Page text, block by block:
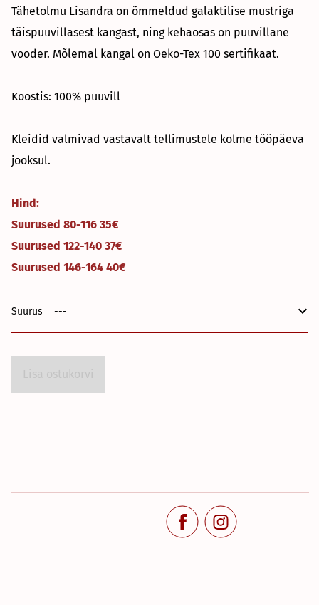
Tähetolmu Lisandra on õmmeldud galaktilise mustriga
täispuuvillasest kangast, ning kehaosas on puuvillane
vooder. Mõlemal kangal on Oeko-Tex 100 sertifikaat.
Koostis: 100% puuvill
Kleidid valmivad vastavalt tellimustele kolme tööpäeva
jooksul.
Hind:
Suurused 80-116 35€
Suurused 122-140 37€
Suurused 146-164 40€
Suurus